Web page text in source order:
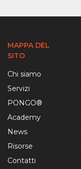
MAPPA DEL
SITO
Chi siamo
Servizi
PONGO®
Academy
News
Risorse
Contatti